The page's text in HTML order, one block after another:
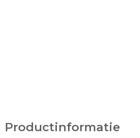
Productinformatie